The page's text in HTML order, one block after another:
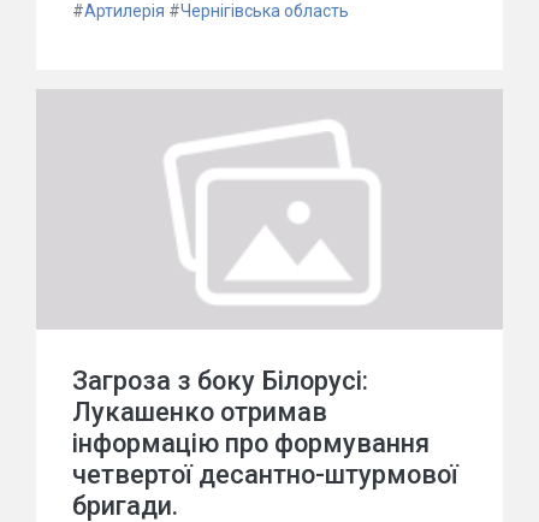
#Артилерія #Чернігівська область
Загроза з боку Білорусі:
Лукашенко отримав
інформацію про формування
четвертої десантно-штурмової
бригади.